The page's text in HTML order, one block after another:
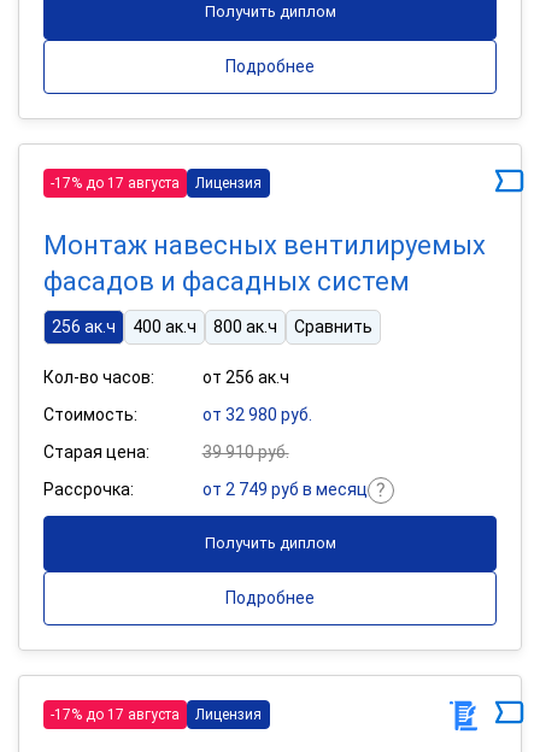
Получить диплом
Подробнее
-17% до 17 августа Лицензия
Монтаж навесных вентилируемых
фасадов и фасадных систем
256 ак.ч 400 ак.ч 800 ак.ч Сравнить
Кол-во часов:
от 256 ак.ч
Стоимость:
от 32 980 руб.
Старая цена:
39 910 руб.
Рассрочка:
от 2 749 руб в месяц
Получить диплом
Подробнее
-17% до 17 августа Лицензия